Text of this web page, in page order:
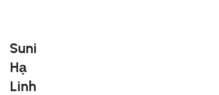
Suni
Hạ
Linh